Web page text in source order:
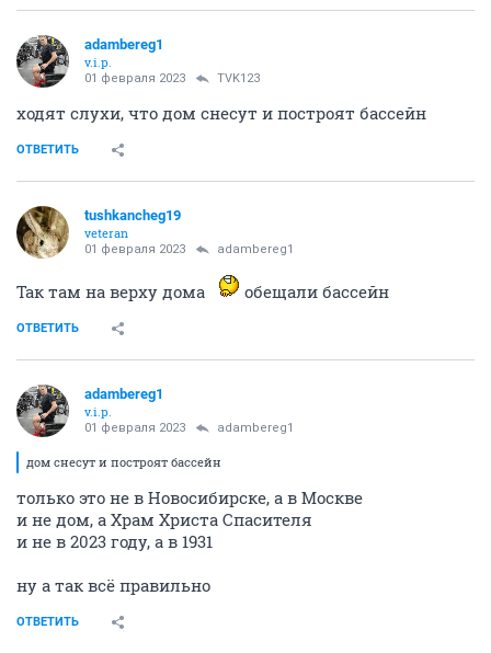
adambereg1
v.i.p.
01 февраля 2023 TVK123
ходят слухи, что дом снесут и построят бассейн
ОТВЕТИТЬ
tushkancheg19
veteran
01 февраля 2023 adambereg1
Так там на верху дома обещали бассейн
ОТВЕТИТЬ
adambereg1
v.i.p.
01 февраля 2023 adambereg1
дом снесут и построят бассейн
только это не в Новосибирске, а в Москве
и не дом, а Храм Христа Спасителя
и не в 2023 году, а в 1931
ну а так всё правильно
ОТВЕТИТЬ